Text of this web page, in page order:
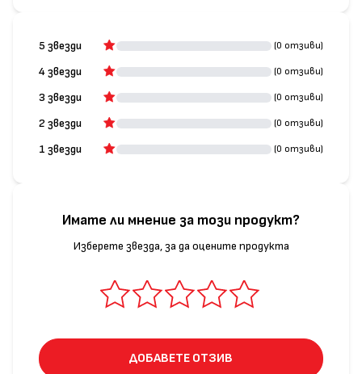
5 звезди (0 отзиви)
4 звезди (0 отзиви)
3 звезди (0 отзиви)
2 звезди (0 отзиви)
1 звезди (0 отзиви)
Имате ли мнение за този продукт?
Изберете звезда, за да оцените продукта
ДОБАВЕТЕ ОТЗИВ